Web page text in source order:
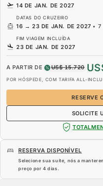
14 DE JAN. DE 2027
DATAS DO CRUZEIRO
16 → 23 DE JAN. DE 2027 • 7
FIM VIAGEM INCLUÍDA
23 DE JAN. DE 2027
A PARTIR DE US$ 15.720
POR HÓSPEDE, COM TARIFA ALL-
RESERVE
SOLICITE
RESERVA DISPONÍVEL
Selecione sua suíte, nós a
preço por 4 dias.